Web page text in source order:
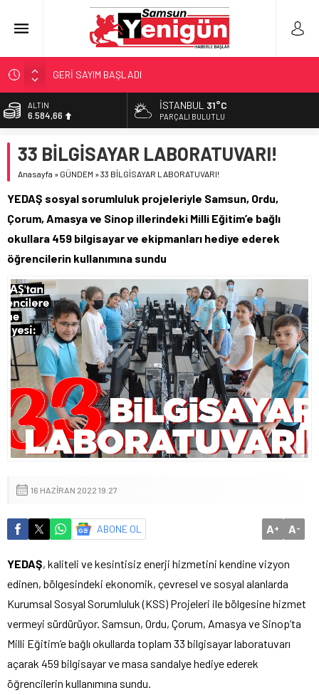
‘BAFRA’YA YATIRIM YAPIN!’
İŞTE FINDIK FİYATI!
YÖNETİCİ SEÇERKEN YAPILAN EN BÜYÜK HATALAR
BİST
13.889,75
47,7046
EURO
6.584,66
İSTANBUL 31°C
PARÇALI BULUTLU
33 BİLGİSAYAR LABORATUVARI!
Anasayfa » GÜNDEM »33 BİLGİSAYAR LABORATUVARI!
YEDAŞ sosyal sorumluluk projeleriyle Samsun, Ordu,
Çorum, Amasya ve Sinop illerindeki Milli Eğitim’e bağlı
okullara 459 bilgisayar ve ekipmanları hediye ederek
öğrencilerin kullanımına sundu
16 HAZIRAN 2022 19:27
ABONE OL A+ A-
YEDAŞ, kaliteli ve kesintisiz enerji hizmetini kendine vizyon
edinen, bölgesindeki ekonomik, çevresel ve sosyal alanlarda
Kurumsal Sosyal Sorumluluk (KSS) Projeleri ile bölgesine hizmet
vermeyi sürdürüyor. Samsun, Ordu, Çorum, Amasya ve Sinop’ta
Milli Eğitim’e bağlı okullarda toplam 33 bilgisayar laboratuvarı
açarak 459 bilgisayar ve masa sandalye hediye ederek
öğrencilerin kullanımına sundu.